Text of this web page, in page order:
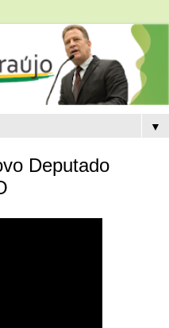
▼
Deputado